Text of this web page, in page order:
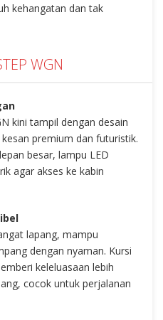
kehangatan dan tak
WGN
kini tampil dengan desain
premium dan futuristik.
besar, lampu LED
agar akses ke kabin
lapang, mampu
dengan nyaman. Kursi
keleluasaan lebih
cocok untuk perjalanan